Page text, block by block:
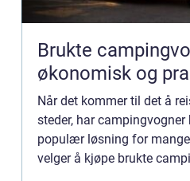
Brukte
økonomisk og
Når det kommer til det å
steder, har
populær løsning for
velger å kjøpe brukte